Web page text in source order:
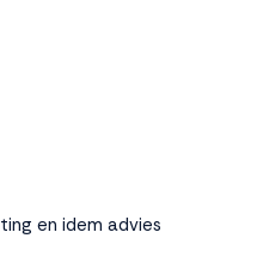
en idem advies